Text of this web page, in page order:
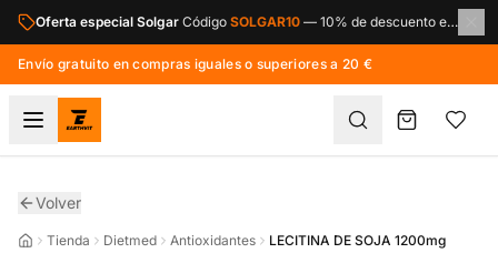
Saltar al contenido principal
Oferta especial Solgar Código SOLGAR10 — 10% de descuento en toda la marca Solgar.
Envío gratuito en compras iguales o superiores a 20 €
Volver
Tienda Dietmed Antioxidantes LECITINA DE SOJA 1200mg